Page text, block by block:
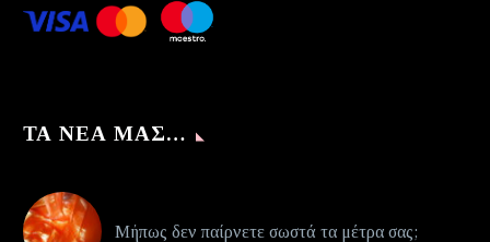
ΤΑ ΝΈΑ ΜΑΣ…
Μήπως δεν παίρνετε σωστά τα μέτρα σας;